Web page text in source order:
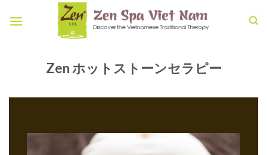
Zen ホットストーンセラピー